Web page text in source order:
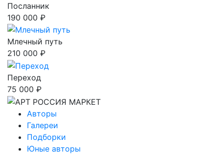
Посланник
190 000 ₽
Млечный путь
210 000 ₽
Переход
75 000 ₽
Авторы
Галереи
Подборки
Юные авторы